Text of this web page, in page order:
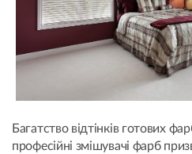
Багатство відтінків готових
професійні змішувачі фарб